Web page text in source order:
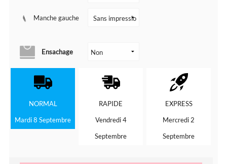
Manche gauche
Ensachage
NORMAL
Mardi 8 Septembre
RAPIDE
Vendredi 4
Septembre
EXPRESS
Mercredi 2
Septembre